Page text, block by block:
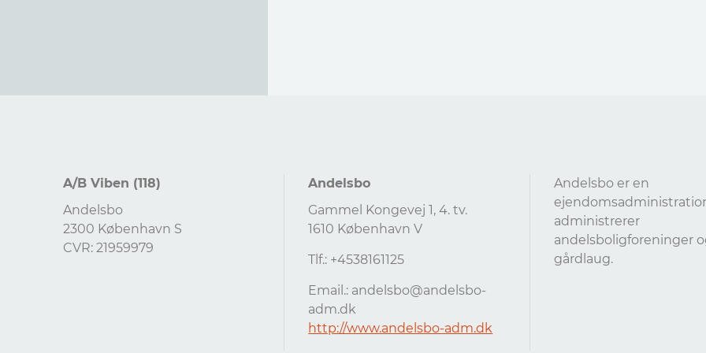
A/B Viben (118)
Andelsbo
2300 København S
CVR: 21959979
Andelsbo
Gammel Kongevej 1, 4. tv.
1610 København V
Tlf.: +4538161125
Email.: andelsbo@andelsbo-
adm.dk
http://www.andelsbo-adm.dk
Andelsbo er en
administrerer
andelsboligforeninger
gårdlaug.